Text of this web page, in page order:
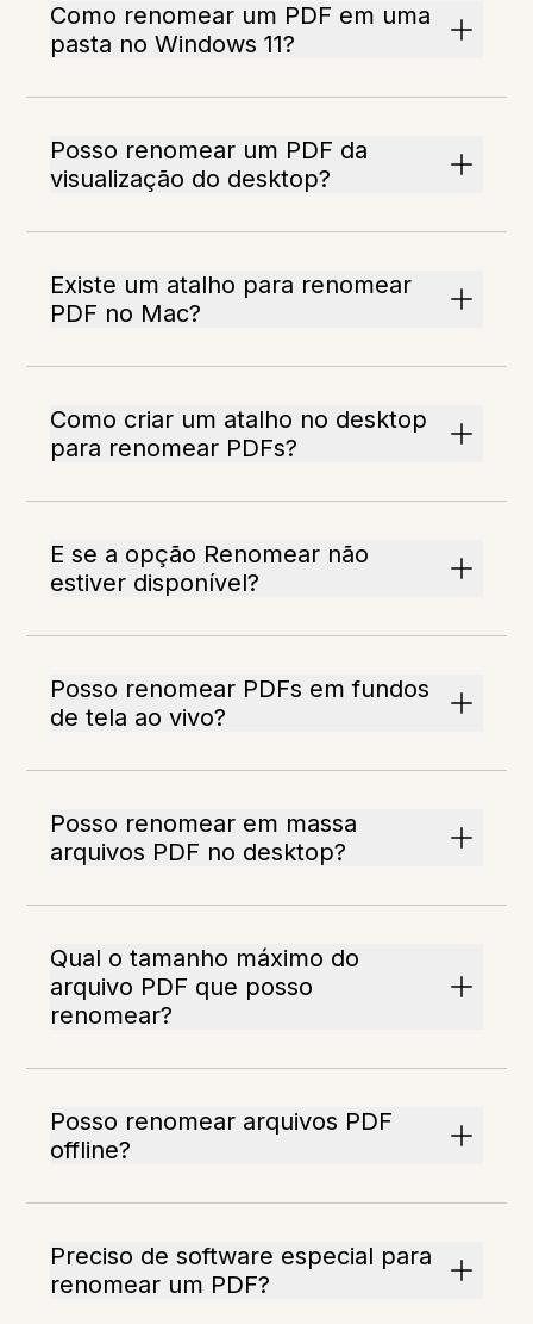
Como renomear um PDF em uma
pasta no Windows 11?
Posso renomear um PDF da
visualização do desktop?
Existe um atalho para renomear
PDF no Mac?
Como criar um atalho no desktop
para renomear PDFs?
E se a opção Renomear não
estiver disponível?
Posso renomear PDFs em fundos
de tela ao vivo?
Posso renomear em massa
arquivos PDF no desktop?
Qual o tamanho máximo do
arquivo PDF que posso
renomear?
Posso renomear arquivos PDF
offline?
Preciso de software especial para
renomear um PDF?